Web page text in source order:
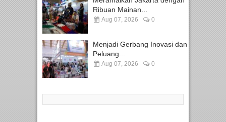
Ribuan Mainan...
Aug 07, 2026 0
Menjadi Gerbang Inovasi dan
Peluang...
Aug 07, 2026 0